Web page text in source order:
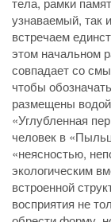
узнаваемый, так
встречаем
этом начальном
совпадает со
чтобы
размещены
«Углубленная
человек в
«неясностью,
экологическим
встроенной
восприятия не